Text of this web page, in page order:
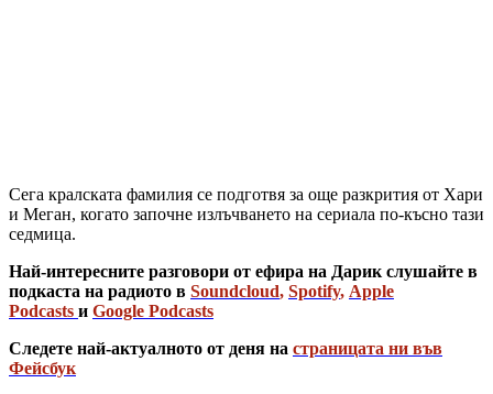
Сега кралската фамилия се подготвя за още разкрития от Хари
и Меган, когато започне излъчването на сериала по-късно тази
седмица.
Най-интересните разговори от ефира на Дарик слушайте в
подкаста на радиото в Soundcloud, Spotify, Apple
Podcasts и Google Podcasts
Следете най-актуалното от деня на страницата ни във
Фейсбук